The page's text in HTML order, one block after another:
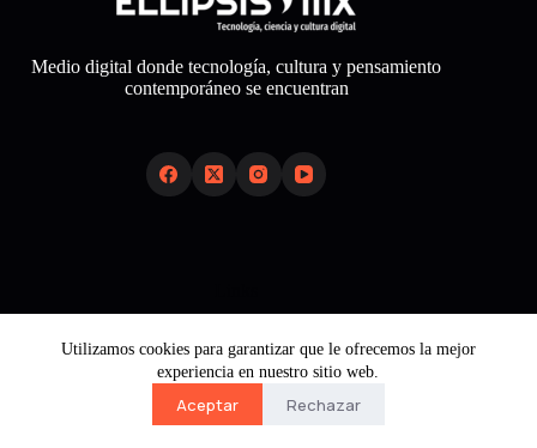
Utilizamos cookies para garantizar que le ofrecemos la mejor
experiencia en nuestro sitio web.
Aceptar Rechazar
Medio digital donde tecnología, cultura y pensamiento
contemporáneo se encuentran
Aviso Legal
Política de Cookies
Contacto